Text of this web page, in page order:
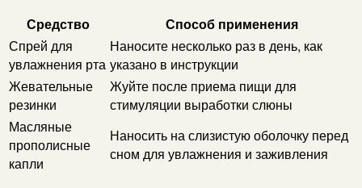
Средство
Способ применения
Спрей для
увлажнения рта
Наносите несколько раз в день, как
указано в инструкции
Жевательные
резинки
Жуйте после приема пищи для
стимуляции выработки слюны
Масляные
прополисные
капли
Наносить на слизистую оболочку перед
сном для увлажнения и заживления